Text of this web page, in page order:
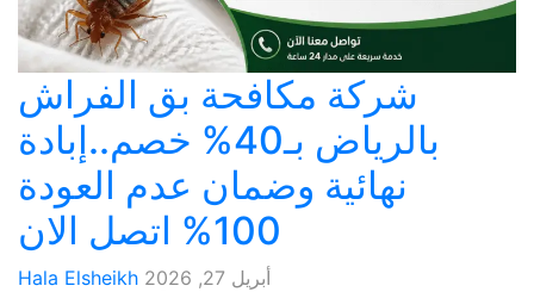
شركة مكافحة بق الفراش
بالرياض بـ40% خصم..إبادة
نهائية وضمان عدم العودة
100% اتصل الان
أبريل 27, 2026
Hala Elsheikh